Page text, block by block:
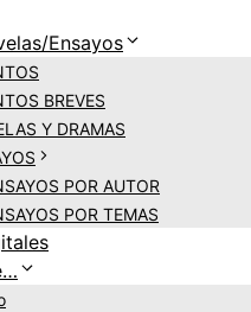
Ensayos
BREVES
Y DRAMAS
POR AUTOR
POR TEMAS